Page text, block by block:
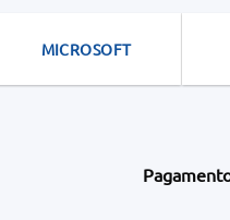
MICROSOFT